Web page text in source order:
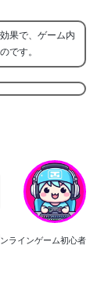
果で、ゲーム内
です。
ラインゲーム初心者